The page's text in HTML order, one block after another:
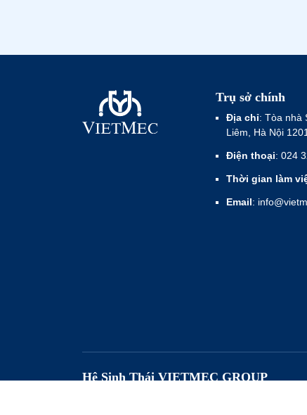
Trụ sở chính
Địa chỉ: Tòa nhà
Liêm, Hà Nội
Điện thoại: 024
Thời gian làm
Email:
Hệ Sinh Thái VIETMEC GROUP